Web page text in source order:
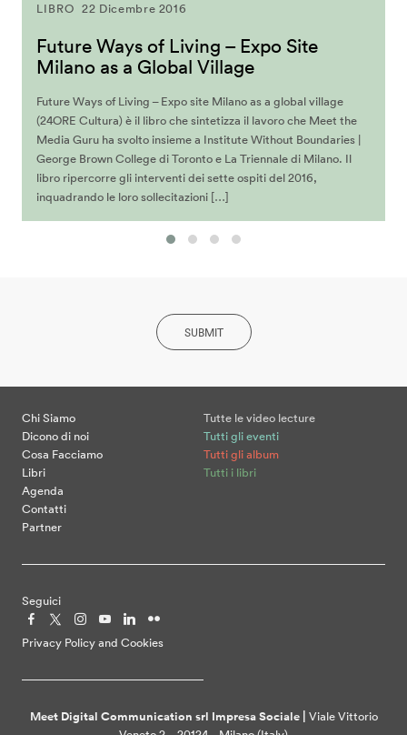
LIBRO 22 Dicembre 2016
Future Ways of Living – Expo Site
Milano as a Global Village
Future Ways of Living – Expo site Milano as a global village
(24ORE Cultura) è il libro che sintetizza il lavoro che Meet the
Media Guru ha svolto insieme a Institute Without Boundaries |
George Brown College di Toronto e La Triennale di Milano. Il
libro ripercorre gli interventi dei sette ospiti del 2016,
inquadrando le loro sollecitazioni […]
SUBMIT
Chi Siamo
Dicono di noi
Cosa Facciamo
Libri
Agenda
Contatti
Partner
Tutte le video lecture
Tutti gli eventi
Tutti gli album
Tutti i libri
Seguici
Privacy Policy and Cookies
Meet Digital Communication srl Impresa Sociale | Viale Vittorio